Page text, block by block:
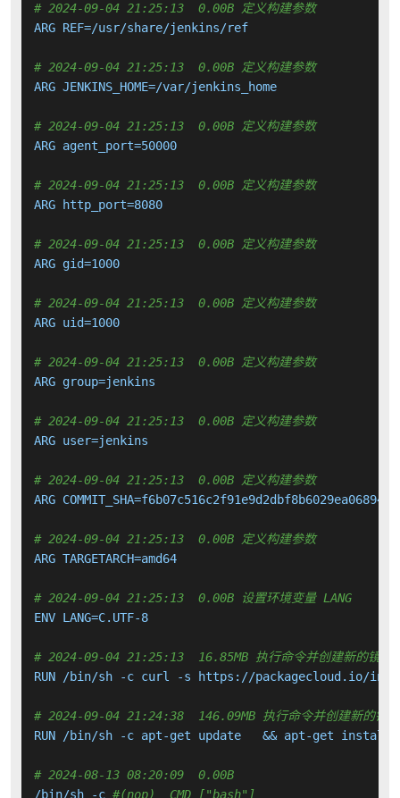
# 2024-09-04 21:25:13  0.00B 定义构建参数
ARG REF=/usr/share/jenkins/ref
# 2024-09-04 21:25:13  0.00B 定义构建参数
ARG JENKINS_HOME=/var/jenkins_home
# 2024-09-04 21:25:13  0.00B 定义构建参数
ARG agent_port=50000
# 2024-09-04 21:25:13  0.00B 定义构建参数
ARG http_port=8080
# 2024-09-04 21:25:13  0.00B 定义构建参数
ARG gid=1000
# 2024-09-04 21:25:13  0.00B 定义构建参数
ARG uid=1000
# 2024-09-04 21:25:13  0.00B 定义构建参数
ARG group=jenkins
# 2024-09-04 21:25:13  0.00B 定义构建参数
ARG user=jenkins
# 2024-09-04 21:25:13  0.00B 定义构建参数
ARG
# 2024-09-04 21:25:13  0.00B 定义构建参数
ARG TARGETARCH=amd64
# 2024-09-04 21:25:13  0.00B 设置环境变量 LANG
ENV LANG=C.UTF-8
# 2024-09-04 21:25:13  16.85MB 执行命令并创建新的镜像
RUN /bin/sh -c curl -s https://packagecloud.io/
# 2024-09-04 21:24:38  146.09MB 执行命令并创建新的镜
RUN /bin/sh -c apt-get update   && apt-get
# 2024-08-13 08:20:09  0.00B
/bin/sh -c #(nop)  CMD ["bash"]